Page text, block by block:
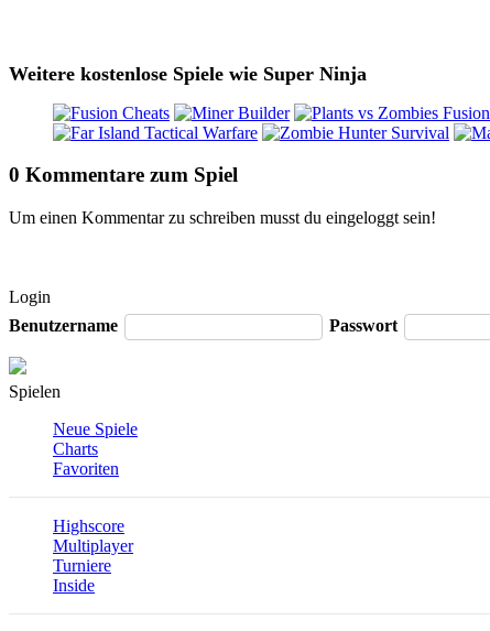
Weitere kostenlose Spiele wie Super Ninja
0 Kommentare zum Spiel
Um einen Kommentar zu schreiben musst du eingeloggt sein!
Login
Benutzername
Passwort
Spielen
Neue Spiele
Charts
Favoriten
Highscore
Multiplayer
Turniere
Inside